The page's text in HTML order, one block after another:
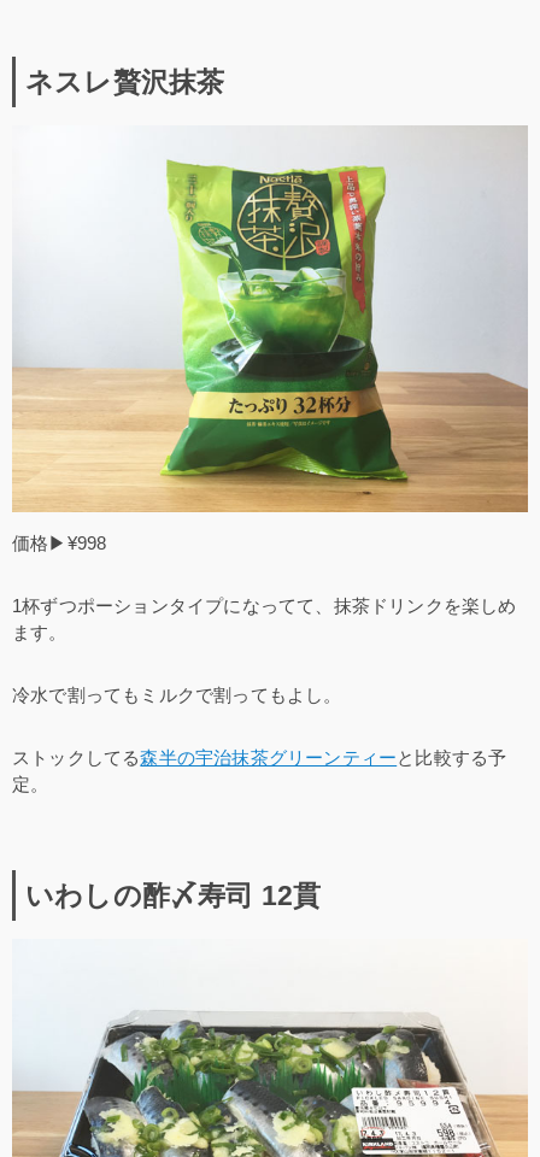
ネスレ贅沢抹茶
価格▶¥998
1杯ずつポーションタイプになってて、抹茶ドリンクを楽しめ
ます。
冷水で割ってもミルクで割ってもよし。
ストックしてる森半の宇治抹茶グリーンティーと比較する予
定。
いわしの酢〆寿司 12貫